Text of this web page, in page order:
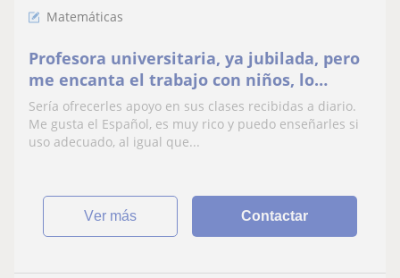
Matemáticas
Profesora universitaria, ya jubilada, pero
me encanta el trabajo con niños, lo
disfruto.
Sería ofrecerles apoyo en sus clases recibidas a diario.
Me gusta el Español, es muy rico y puedo enseñarles si
uso adecuado, al igual que...
ver más Contactar